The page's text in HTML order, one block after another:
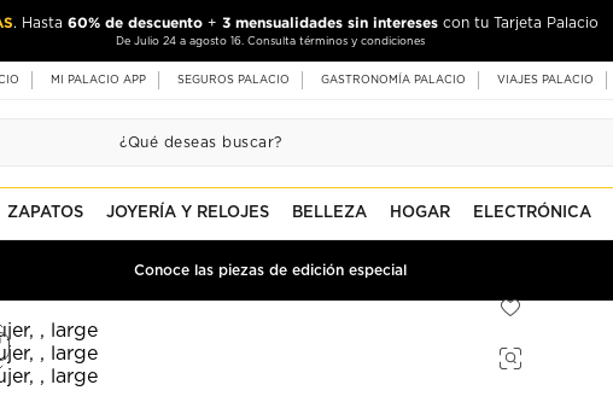
. Hasta 60% de descuento + 3 mensualidades sin intereses con tu Tarjeta Palacio
De Julio 24 a agosto 16. Consulta términos y condiciones
MI PALACIO APP SEGUROS PALACIO GASTRONOMÍA PALACIO VIAJES PALACIO
ZAPATOS JOYERÍA Y RELOJES BELLEZA HOGAR ELECTRÓNICA
Conoce las piezas de edición especial